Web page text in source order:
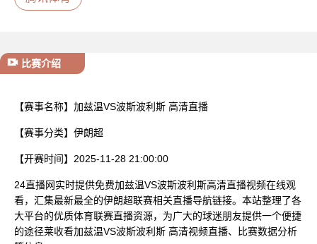
比赛介绍
【赛事名称】 加兹温VS波斯波利斯 高清直播
【赛事分类】 伊朗超
【开赛时间】 2025-11-28 21:00:00
24直播网实时提供免费加兹温VS波斯波利斯高清直播视频在线观
看，汇集最新最全的伊朗超联赛相关直播导航链接。本站整理了各
大平台的优质体育联赛直播资源，为广大的球迷朋友提供一个便捷
的途径莱收看加兹温VS波斯波利斯 高清视频直播、比赛数据分析